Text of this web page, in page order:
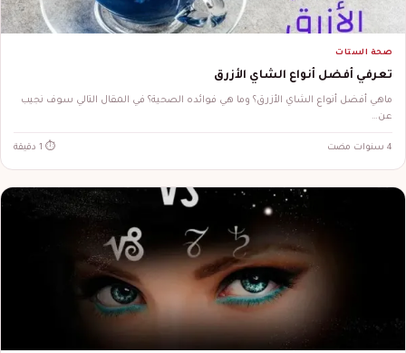
صحة الستات
تعرفي أفضل أنواع الشاي الأزرق
ماهي أفضل أنواع الشاي الأزرق؟ وما هي فوائده الصحية؟ في المقال التالي سوف نجيب
عن…
4 سنوات مضت ⏱ 1 دقيقة